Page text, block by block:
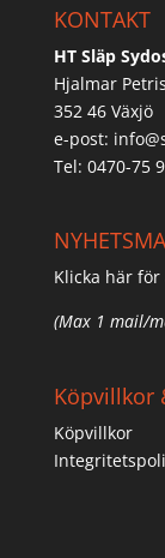
KONTAKT
HT Släp
Hjalmar
352 46 Växjö
e-post:
Tel: 0470-75
Klicka här
(Max 1 mail/
Köpvillkor
Köpvillkor